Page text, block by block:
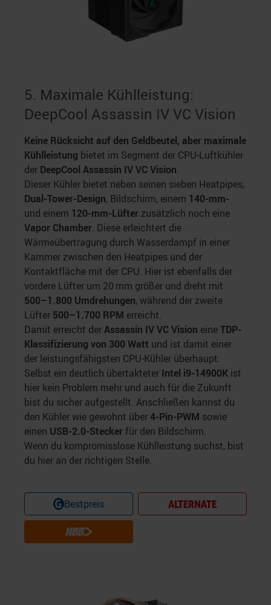
5. Maximale Kühlleistung:
DeepCool Assassin IV VC Vision
Keine Rücksicht auf den Geldbeutel, aber maximale
Kühlleistung bietet im Segment der CPU-Luftkühler
der DeepCool Assassin IV VC Vision.
Dieser Kühler bietet neben seinen sieben Heatpipes,
Dual-Tower-Design, Bildschirm, einem 140-mm-
und einem 120-mm-Lüfter zusätzlich noch eine
Vapor Chamber. Diese erleichtert die
Wärmeübertragung durch Wasserdampf in einer
Kammer zwischen den Heatpipes und der
Kontaktfläche mit der CPU. Hier ist ebenfalls der
vordere Lüfter um 20 mm größer und dreht mit
500–1.800 Umdrehungen, während der zweite
Lüfter 500–1.700 RPM erreicht.
Damit erreicht derAssassin IV VC Vision eineTDP-
Klassifizierung von 300 Watt und ist damit einer
der leistungsfähigsten CPU-Kühler überhaupt.
Selbst ein deutlich übertakteter Intel i9-14900K ist
hier kein Problem mehr und auch für die Zukunft
bist du sicher aufgestellt. Anschließen kannst du
den Kühler wie gewohnt über4-Pin-PWM sowie
einen USB-2.0-Steckerfür den Bildschirm.
Wenn du kompromisslose Kühlleistung suchst, bist
du hier an der richtigen Stelle.
Bestpreis